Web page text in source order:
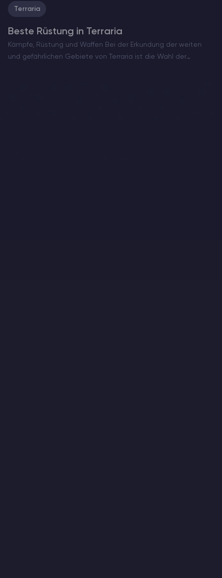
Terraria
Beste Rüstung in Terraria
Kämpfe, Rüstung und Waffen Bei der Erkundung der weiten
und gefährlichen Gebiete von Terraria ist die Wahl der